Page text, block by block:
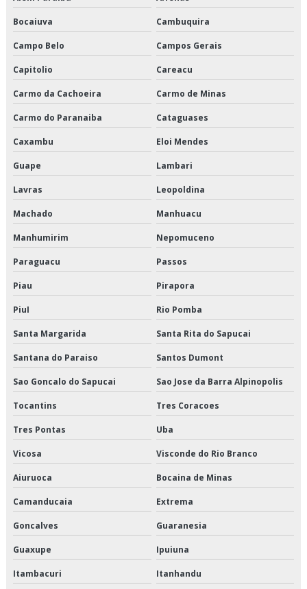
Logística de alimentos congelados são paulo
Logística de alimentos congelados valor
Logística de alimentos em sp
Logística de alimentos são paulo
Logística de alimentos valor
Logística de entrega de alimentos
Logística especializada em cargas climatizadas
Logística especializada em cargas climatizadas em são paulo
Logística especializada em cargas climatizadas sp
Logística para empresas de alimentos
Logística para perecíveis em são paulo
Logística para perecíveis preço
Logística para perecíveis valor
Orçamento de armazenagem de produtos perecíveis
Orçamento de distribuição de alimentos climatizados
Orçamento de distribuição de alimentos congelados
Orçamento de distribuição de alimentos refrigerados
Bocaiuva Cambuquira
Campo Belo Campos Gerais
Capitolio Careacu
Carmo da Cachoeira Carmo de Minas
Carmo do Paranaiba Cataguases
Caxambu Eloi Mendes
Guape Lambari
Lavras Leopoldina
Machado Manhuacu
Manhumirim Nepomuceno
Paraguacu Passos
Piau Pirapora
PiuI Rio Pomba
Santa Margarida Santa Rita do Sapucai
Santana do Paraiso Santos Dumont
Sao Goncalo do Sapucai Sao Jose da Barra Alpinopolis
Tocantins Tres Coracoes
Tres Pontas Uba
Vicosa Visconde do Rio Branco
Aiuruoca Bocaina de Minas
Camanducaia Extrema
Goncalves Guaranesia
Guaxupe Ipuiuna
Itambacuri Itanhandu